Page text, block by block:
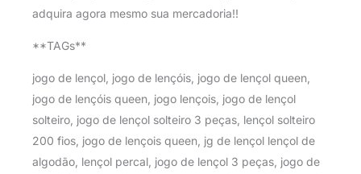
adquira agora mesmo sua mercadoria!!
**TAGs**
jogo de lençol, jogo de lençóis, jogo de lençol queen,
jogo de lençóis queen, jogo lençois, jogo de lençol
solteiro, jogo de lençol solteiro 3 peças, lençol solteiro
200 fios, jogo de lençois queen, jg de lençol lençol de
algodão, lençol percal, jogo de lençol 3 peças, jogo de